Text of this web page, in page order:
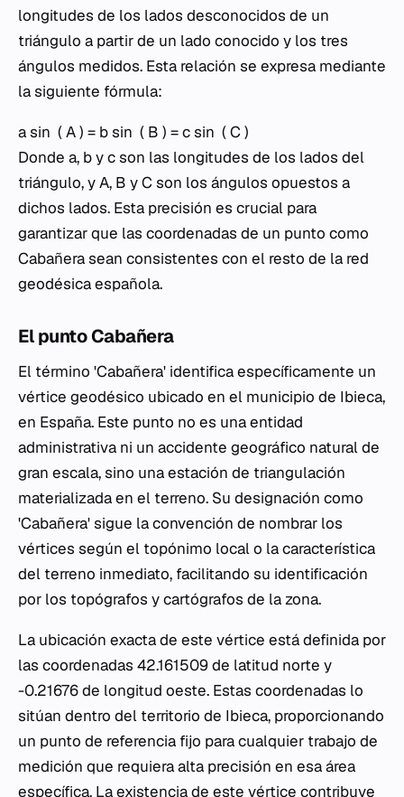
longitudes de los lados desconocidos de un
triángulo a partir de un lado conocido y los tres
ángulos medidos. Esta relación se expresa mediante
la siguiente fórmula:
a sin ⁡ ( A ) = b sin ⁡ ( B ) = c sin ⁡ ( C )
Donde a, bycson las longitudes de los lados del
triángulo, yA, B yCson los ángulos opuestos a
dichos lados. Esta precisión es crucial para
garantizar que las coordenadas de un punto como
Cabañera sean consistentes con el resto de la red
geodésica española.
El punto Cabañera
El término 'Cabañera' identifica específicamente un
vértice geodésico ubicado en el municipio de Ibieca,
en España. Este punto no es una entidad
administrativa ni un accidente geográfico natural de
gran escala, sino una estación de triangulación
materializada en el terreno. Su designación como
'Cabañera' sigue la convención de nombrar los
vértices según el topónimo local o la característica
del terreno inmediato, facilitando su identificación
por los topógrafos y cartógrafos de la zona.
La ubicación exacta de este vértice está definida por
las coordenadas 42.161509 de latitud norte y
-0.21676 de longitud oeste. Estas coordenadas lo
sitúan dentro del territorio de Ibieca, proporcionando
un punto de referencia fijo para cualquier trabajo de
medición que requiera alta precisión en esa área
específica. La existencia de este vértice contribuye